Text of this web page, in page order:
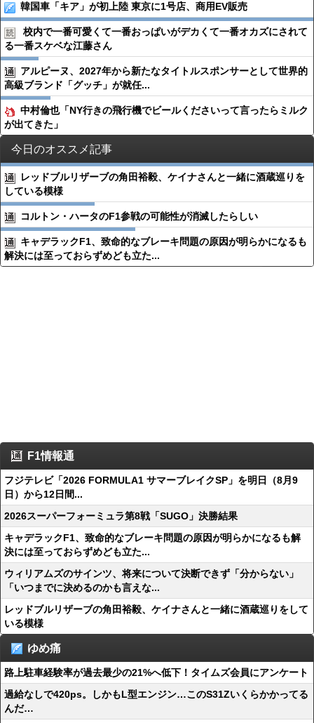
韓国車「キア」が初上陸 東京に1号店、商用EV販売
校内で一番可愛くて一番おっぱいがデカくて一番オカズにされて
る一番スケベな江藤さん
アルピーヌ、2027年から新たなタイトルスポンサーとして世界的
高級ブランド「グッチ」が就任...
中村倫也「NY行きの飛行機でビールくださいって言ったらミルク
が出てきた」
今日のオススメ記事
レッドブルリザーブの角田裕毅、ケイナさんと一緒に酒蔵巡りを
している模様
コルトン・ハータのF1参戦の可能性が消滅したらしい
キャデラックF1、致命的なブレーキ問題の原因が明らかになるも
解決には至っておらずめども立た...
F1情報通
フジテレビ「2026 FORMULA1 サマーブレイクSP」を明日（8月9
日）から12日間...
2026スーパーフォーミュラ第8戦「SUGO」決勝結果
キャデラックF1、致命的なブレーキ問題の原因が明らかになるも解
決には至っておらずめども立た...
ウィリアムズのサインツ、将来について決断できず「分からない」
「いつまでに決めるのかも言えな...
レッドブルリザーブの角田裕毅、ケイナさんと一緒に酒蔵巡りをして
いる模様
ゆめ痛
路上駐車経験率が過去最少の21%へ低下！タイムズ会員にアンケート
過給なしで420ps。しかもL型エンジン…このS31Zいくらかかってる
んだ…